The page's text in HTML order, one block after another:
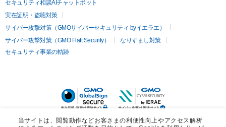
当サイトは、閲覧動作などお客さまの利便性向上やアクセス解析
セキュリティ相談AIチャットボット
実在証明・盗聴対策
サイバー攻撃対策（GMOサイバーセキュリティ byイエラエ）
サイバー攻撃対策（GMO Flatt Security）
なりすまし対策
セキュリティ事業の軌跡